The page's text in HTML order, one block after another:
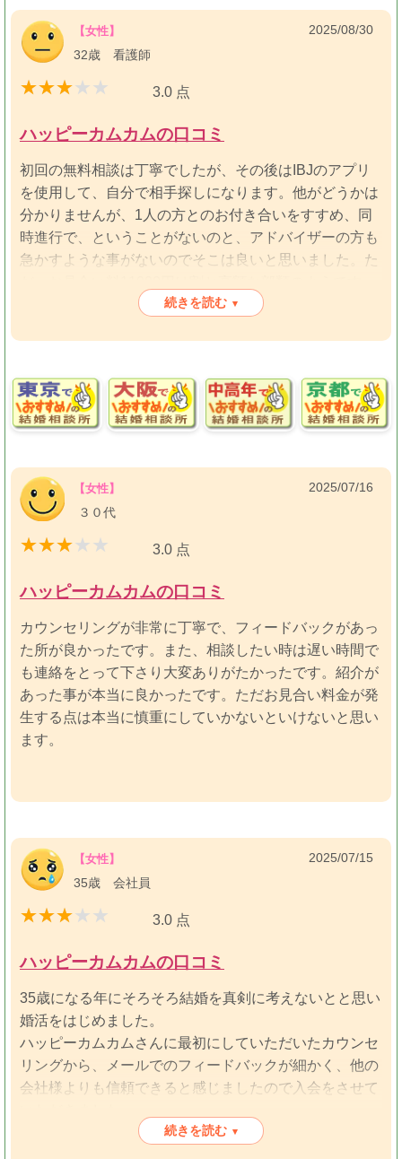
日時を相手に伝えるの忘れていたよねって時が1回あ
り、何だかなあと思いつつ、複数担当を持っているから
【女性】
32歳 看護師
2025/08/30
3.0 点
ハッピーカムカムの口コミ
初回の無料相談は丁寧でしたが、その後はIBJのアプリ
を使用して、自分で相手探しになります。他がどうかは
分かりませんが、1人の方とのお付き合いをすすめ、同
時進行で、ということがないのと、アドバイザーの方も
急かすような事がないのでそこは良いと思いました。た
あと、IBJのプロフィールの入力は初回の相談内容から
続きを読む ▾
【女性】
３０代
2025/07/16
3.0 点
ハッピーカムカムの口コミ
カウンセリングが非常に丁寧で、フィードバックがあっ
た所が良かったです。また、相談したい時は遅い時間で
も連絡をとって下さり大変ありがたかったです。紹介が
あった事が本当に良かったです。ただお見合い料金が発
生する点は本当に慎重にしていかないといけないと思い
ます。
【女性】
35歳 会社員
2025/07/15
3.0 点
ハッピーカムカムの口コミ
35歳になる年にそろそろ結婚を真剣に考えないとと思い
婚活をはじめました。
ハッピーカムカムさんに最初にしていただいたカウンセ
リングから、メールでのフィードバックが細かく、他の
会社様よりも信頼できると感じましたので入会をさせて
お子様がおられる担当者様で、とても忙しそうにされて
続きを読む ▾